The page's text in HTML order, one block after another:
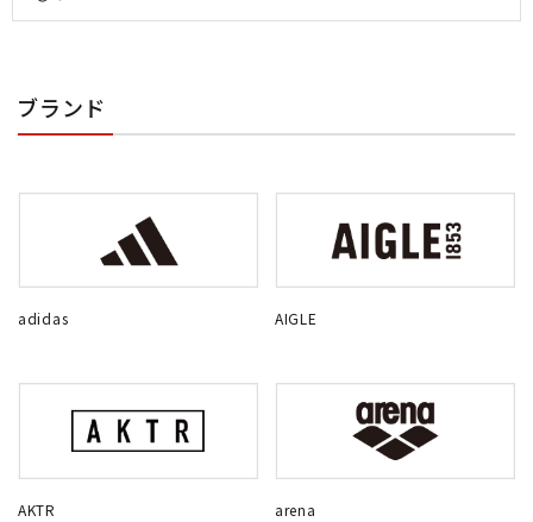
ブランド
adidas AIGLE
AKTR arena